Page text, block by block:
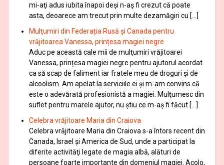
mi-aţi adus iubita înapoi deşi n-aş fi crezut că poate
asta, deoarece am trecut prin multe dezamăgiri cu […]
Mulţumiri din Federația Rusă și Canada pentru
vrăjitoarea Vanessa, prințesa magiei negre
Aduc pe această cale mii de mulţumiri vrăjitoarei
Vanessa, prințesa magiei negre pentru ajutorul acordat
ca să scap de faliment iar fratele meu de droguri și de
alcoolism. Am apelat la serviciile ei şi m-am convins că
este o adevărată profesionistă a magiei. Mulţumesc din
suflet pentru marele ajutor, nu știu ce m-aș fi făcut […]
Celebra vrăjitoare Maria din Craiova
Celebra vrăjitoare Maria din Craiova s-a întors recent din
Canada, Israel şi America de Sud, unde a participat la
diferite activităţi legate de magia albă, alături de
persoane foarte importante din domeniul magiei. Acolo,